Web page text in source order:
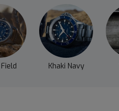
Khaki Navy